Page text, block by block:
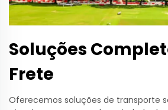
Soluções
Frete
Oferecemos soluções de transporte